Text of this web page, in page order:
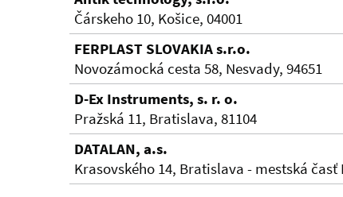
Čárskeho 10, Košice, 04001
FERPLAST SLOVAKIA s.r.o.
Novozámocká cesta 58, Nesvady, 94651
D-Ex Instruments, s. r. o.
Pražská 11, Bratislava, 81104
DATALAN, a.s.
Krasovského 14, Bratislava - mestská časť